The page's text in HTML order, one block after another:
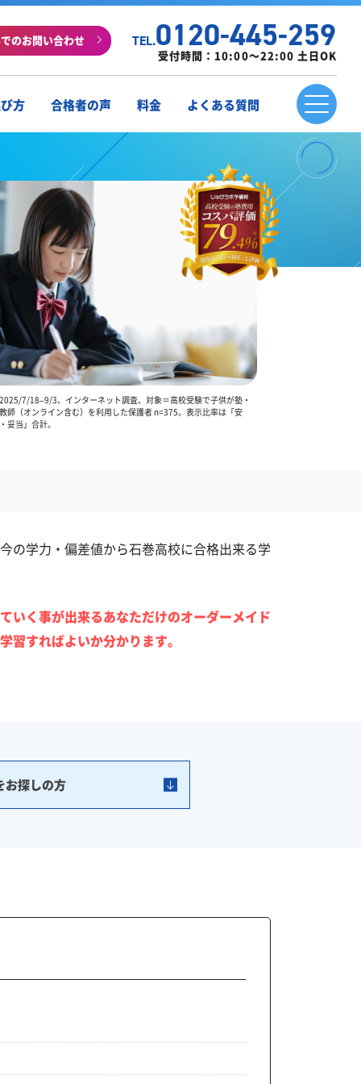
のお問い合わせ TEL.0120-445-259
受付時間：10:00～22:00 土日OK
方 合格者の声 料金 よくある質問
7/18–9/3、インターネット調査、対象＝高校受験で子供が塾・
師（オンライン含む）を利用した保護者 n=375。表示比率は「安
妥当」合計。
の学力・偏差値から石巻高校に合格出来る学
いく事が出来るあなただけのオーダーメイド
すればよいか分かります。
お探しの方